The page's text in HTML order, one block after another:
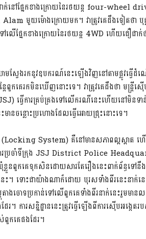
ាក់នៅផ្នែកខាងក្រោយនៃរថយន្ត four-wheel
មួយម៉ោងក្រោយមក។ វាត្រូវគេដឹងទៀតថា បុគ្គ
លើផ្នែកខាងក្រោយនៃរថយន្ត 4WD ហើយជឿជា
ាមស្វែងរកនូវឧបករណ៍នេះឡើងវិញ​នៅតាមផ្លូវធ្វើដំ
រកមិន​ឃើញនោះទេ។ វាត្រូវគេដឹងថា មន្ត្រីស៊ើបអ
ការគ្រប់គ្រងទៅលើករណីនេះហើយនៅមិនទាន់ធ្
មានចន្លោះប្រហោងដែលធ្វើអោយជ្រុះនោះទេ។
(Locking System) គឺនៅមានសភាព​ល្អស្អាត ហ
រ​ប្រចាំទីក្រុង JSJ District Police
នពួកគេទុកសិនដោយសារតែរឿងនេះពាក់ព័ន្ធទៅនឹ
។ ទោះជាយ៉ាងណាក៏ដោយ បុរសទាំងពីរនេះនាក់នេ
ោទប្រកាន់ទៅលើពួកគេទាំងពីរនាក់នេះរួមមានលទ្
។ ការសន្និដ្ឋាននេះត្រូវធ្វើឡើងពីការស៊ើបអង្កេត
កគេផងដែរ។